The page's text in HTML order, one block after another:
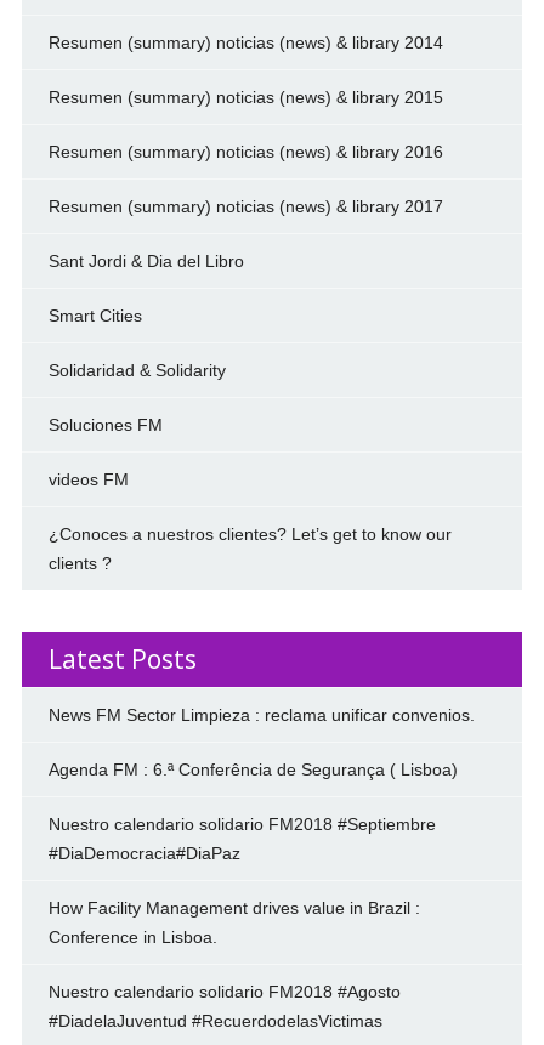
Resumen (summary) noticias (news) & library 2014
Resumen (summary) noticias (news) & library 2015
Resumen (summary) noticias (news) & library 2016
Resumen (summary) noticias (news) & library 2017
Sant Jordi & Dia del Libro
Smart Cities
Solidaridad & Solidarity
Soluciones FM
videos FM
¿Conoces a nuestros clientes? Let’s get to know our
clients ?
Latest Posts
News FM Sector Limpieza : reclama unificar convenios.
Agenda FM : 6.ª Conferência de Segurança ( Lisboa)
Nuestro calendario solidario FM2018 #Septiembre
#DiaDemocracia#DiaPaz
How Facility Management drives value in Brazil :
Conference in Lisboa.
Nuestro calendario solidario FM2018 #Agosto
#DiadelaJuventud #RecuerdodelasVictimas